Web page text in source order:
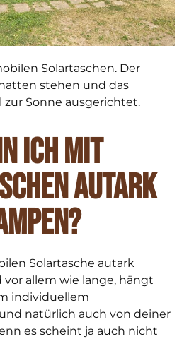
Solartaschen. Der
stehen und das
Sonne ausgerichtet.
ich mit
autark
Solartasche autark
allem wie lange, hängt
individuellem
natürlich auch von deiner
es scheint ja auch nicht